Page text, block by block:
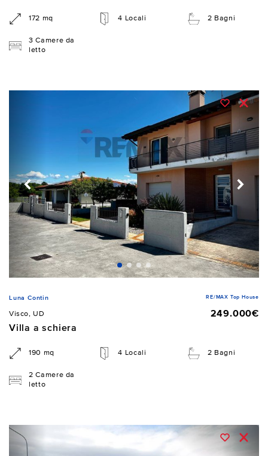
172 mq 4 Locali 2 Bagni
3 Camere da
letto
Luna Contin RE/MAX Top House
Visco, UD
249.000€
Villa a schiera
190 mq 4 Locali 2 Bagni
2 Camere da
letto